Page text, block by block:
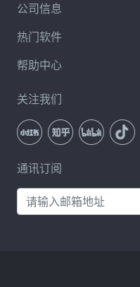
公司信息
热门软件
帮助中心
关注我们
通讯订阅